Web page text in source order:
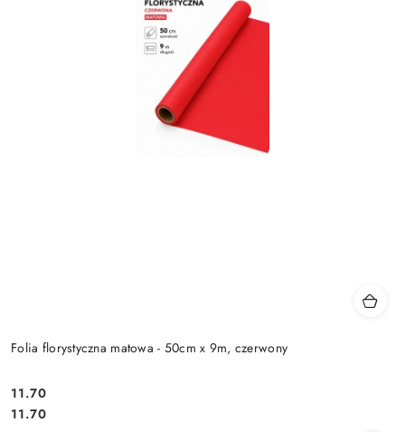
Folia florystyczna matowa - 50cm x 9m, czerwony
Cena:
11.70
Cena:
11.70